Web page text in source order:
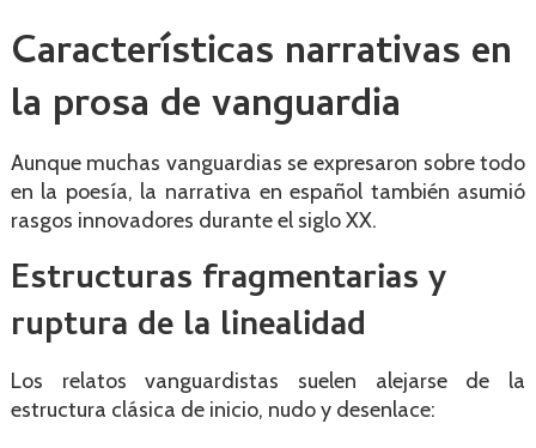
Características narrativas en
la prosa de vanguardia
Aunque muchas vanguardias se expresaron sobre todo
en la poesía, la narrativa en español también asumió
rasgos innovadores durante el siglo XX.
Estructuras fragmentarias y
ruptura de la linealidad
Los relatos vanguardistas suelen alejarse de la
estructura clásica de inicio, nudo y desenlace: